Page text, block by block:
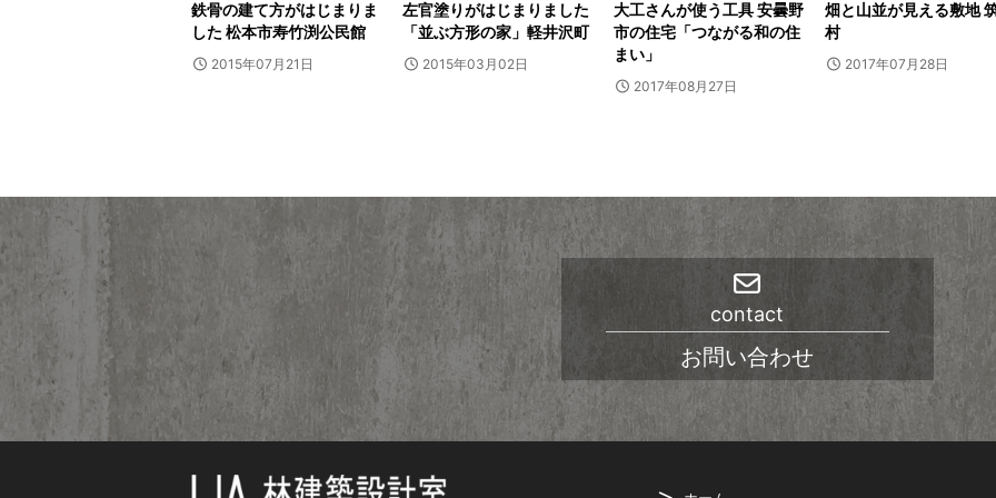
鉄骨の建て方がはじまりま
した 松本市寿竹渕公民館
2015年07月21日
左官塗りがはじまりました
「並ぶ方形の家」軽井沢町
2015年03月02日
大工さんが使う工具 安曇野
市の住宅「つながる和の住
まい」
2017年08月27日
畑と山並が見える敷地
村
2017年07月28日
contact
お問い合わせ